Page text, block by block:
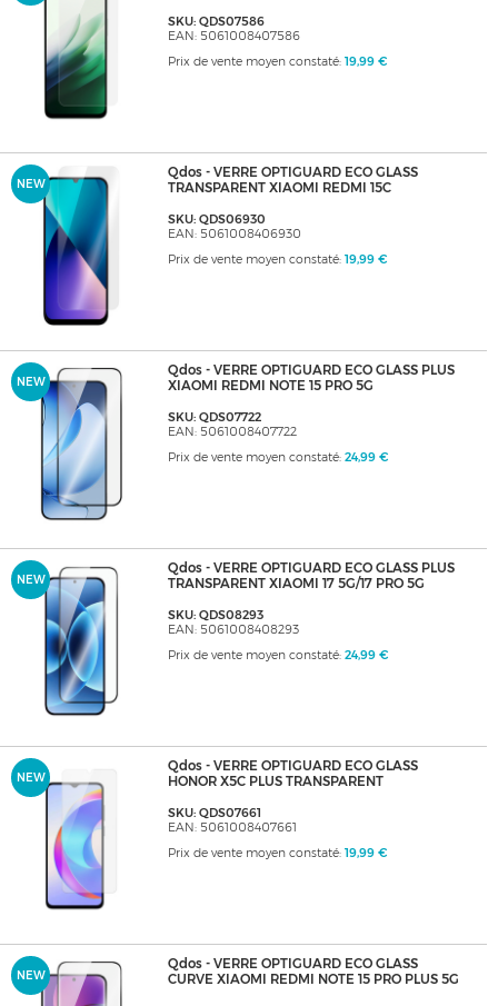
SKU: QDS07586
EAN: 5061008407586
Prix de vente moyen constaté: 19,99 €
NEW
Qdos - VERRE OPTIGUARD ECO GLASS
TRANSPARENT XIAOMI REDMI 15C
SKU: QDS06930
EAN: 5061008406930
Prix de vente moyen constaté: 19,99 €
NEW
Qdos - VERRE OPTIGUARD ECO GLASS PLUS
XIAOMI REDMI NOTE 15 PRO 5G
SKU: QDS07722
EAN: 5061008407722
Prix de vente moyen constaté: 24,99 €
NEW
Qdos - VERRE OPTIGUARD ECO GLASS PLUS
TRANSPARENT XIAOMI 17 5G/17 PRO 5G
SKU: QDS08293
EAN: 5061008408293
Prix de vente moyen constaté: 24,99 €
NEW
Qdos - VERRE OPTIGUARD ECO GLASS
HONOR X5C PLUS TRANSPARENT
SKU: QDS07661
EAN: 5061008407661
Prix de vente moyen constaté: 19,99 €
NEW
Qdos - VERRE OPTIGUARD ECO GLASS
CURVE XIAOMI REDMI NOTE 15 PRO PLUS 5G